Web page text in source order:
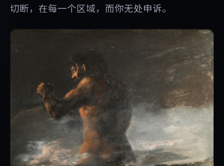
切断，在每一个区域，而你无处申诉。